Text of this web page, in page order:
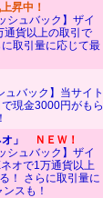
昇中！
シュバック】ザイ
通貨以上の取引で
取引量に応じて最
ュバック】当サイト
現金3000円がもら
」
ＮＥＷ！
シュバック】ザイ
オで1万通貨以上
！ さらに取引量に
スも！